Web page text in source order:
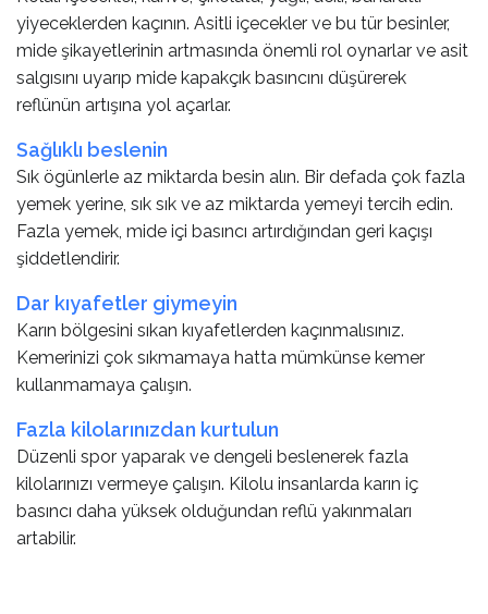
yiyeceklerden kaçının. Asitli içecekler ve bu tür besinler,
mide şikayetlerinin artmasında önemli rol oynarlar ve asit
salgısını uyarıp mide kapakçık basıncını düşürerek
reflünün artışına yol açarlar.
Sağlıklı beslenin
Sık ögünlerle az miktarda besin alın. Bir defada çok fazla
yemek yerine, sık sık ve az miktarda yemeyi tercih edin.
Fazla yemek, mide içi basıncı artırdığından geri kaçışı
şiddetlendirir.
Dar kıyafetler giymeyin
Karın bölgesini sıkan kıyafetlerden kaçınmalısınız.
Kemerinizi çok sıkmamaya hatta mümkünse kemer
kullanmamaya çalışın.
Fazla kilolarınızdan kurtulun
Düzenli spor yaparak ve dengeli beslenerek fazla
kilolarınızı vermeye çalışın. Kilolu insanlarda karın iç
basıncı daha yüksek olduğundan reflü yakınmaları
artabilir.